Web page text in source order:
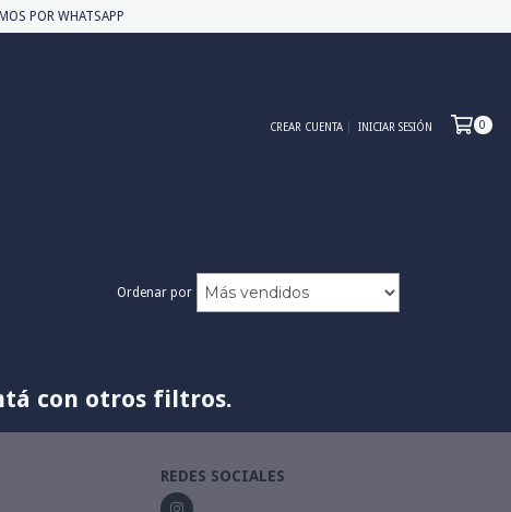
POR WHATSAPP
CREAR CUENTA INICIAR SESIÓN 0
Ordenar por
con otros filtros.
REDES SOCIALES